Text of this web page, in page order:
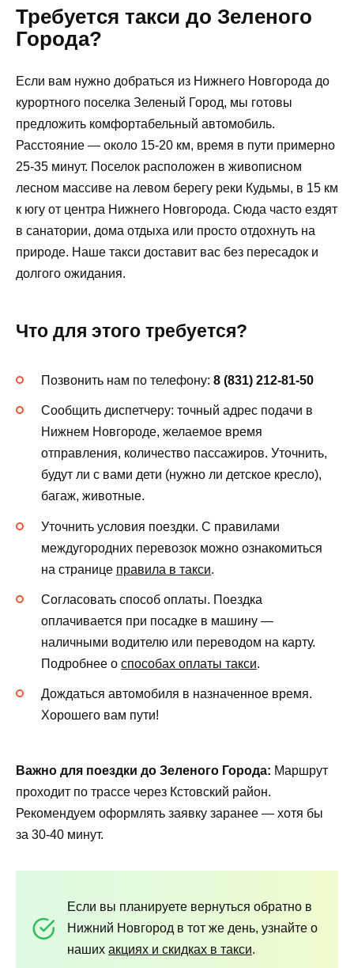
Требуется такси до Зеленого
Города?
Если вам нужно добраться из Нижнего Новгорода до
курортного поселка Зеленый Город, мы готовы
предложить комфортабельный автомобиль.
Расстояние — около 15-20 км, время в пути примерно
25-35 минут. Поселок расположен в живописном
лесном массиве на левом берегу реки Кудьмы, в 15 км
к югу от центра Нижнего Новгорода. Сюда часто ездят
в санатории, дома отдыха или просто отдохнуть на
природе. Наше такси доставит вас без пересадок и
долгого ожидания.
Что для этого требуется?
Позвонить нам по телефону: 8 (831) 212-81-50
Сообщить диспетчеру: точный адрес подачи в
Нижнем Новгороде, желаемое время
отправления, количество пассажиров. Уточнить,
будут ли с вами дети (нужно ли детское кресло),
багаж, животные.
Уточнить условия поездки. С правилами
междугородних перевозок можно ознакомиться
на странице правила в такси.
Согласовать способ оплаты. Поездка
оплачивается при посадке в машину —
наличными водителю или переводом на карту.
Подробнее о способах оплаты такси.
Дождаться автомобиля в назначенное время.
Хорошего вам пути!
Важно для поездки до Зеленого Города: Маршрут
проходит по трассе через Кстовский район.
Рекомендуем оформлять заявку заранее — хотя бы
за 30-40 минут.
Если вы планируете вернуться обратно в
Нижний Новгород в тот же день, узнайте о
наших акциях и скидках в такси.